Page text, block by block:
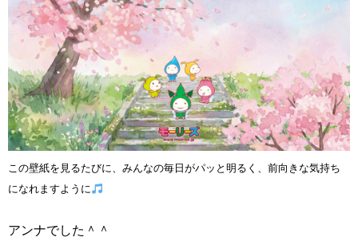
この壁紙を見るたびに、みんなの毎日がパッと明るく、前向きな気持ち
になれますように
アンナでした＾＾